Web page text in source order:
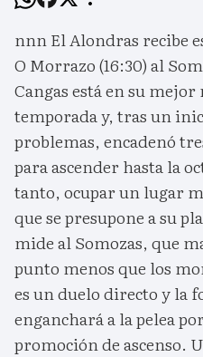
nnn El Alondras recibe
O Morrazo (16:30) al
Cangas está en su
temporada y, tras un
problemas, encadenó
para ascender hasta la
tanto, ocupar un lugar
que se presupone a su
mide al Somozas, que
punto menos que los
es un duelo directo y la
enganchará a la pelea
promoción de ascenso.